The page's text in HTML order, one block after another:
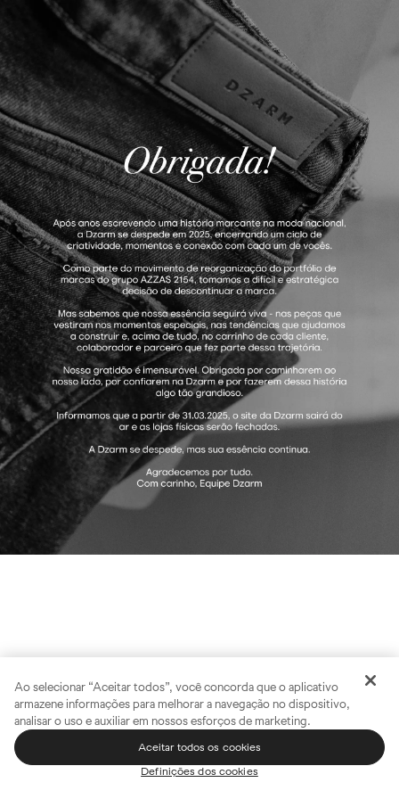
Ao selecionar “Aceitar todos”, você concorda que o aplicativo
armazene informações para melhorar a navegação no dispositivo,
analisar o uso e auxiliar em nossos esforços de marketing.
Definições dos cookies
Aceitar todos os cookies